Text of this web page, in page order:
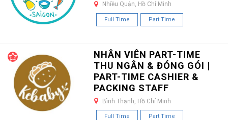
Nhiều Quận, Hồ Chí Minh
Full Time Part Time
NHÂN VIÊN PART-TIME
THU NGÂN & ĐÓNG GÓI |
PART-TIME CASHIER &
PACKING STAFF
Bình Thạnh, Hồ Chí Minh
Full Time Part Time